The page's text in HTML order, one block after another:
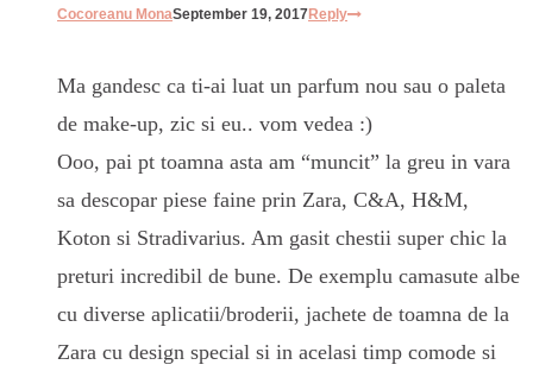
Cocoreanu MonaSeptember 19, 2017Reply
Ma gandesc ca ti-ai luat un parfum nou sau o paleta
de make-up, zic si eu.. vom vedea :)
Ooo, pai pt toamna asta am “muncit” la greu in vara
sa descopar piese faine prin Zara, C&A, H&M,
Koton si Stradivarius. Am gasit chestii super chic la
preturi incredibil de bune. De exemplu camasute albe
cu diverse aplicatii/broderii, jachete de toamna de la
Zara cu design special si in acelasi timp comode si